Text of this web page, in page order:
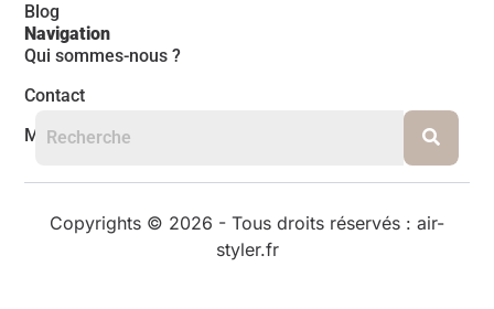
Blog
Navigation
Qui sommes-nous ?
Contact
Mentions légales
Copyrights © 2026 - Tous droits réservés : air-
styler.fr